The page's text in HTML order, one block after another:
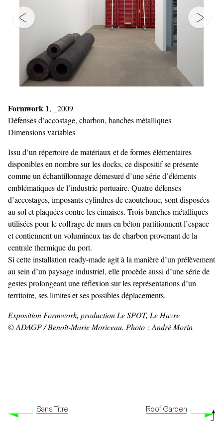
Formwork 1, _2009
Défenses d’accostage, charbon, banches métalliques
Dimensions variables
Issu d’un répertoire de matériaux et de formes élémentaires
disponibles en nombre sur les docks, ce dispositif se présente
comme un échantillonnage démesuré d’une série d’éléments
emblématiques de l’industrie portuaire. Quatre défenses
d’accostages, imposants cylindres de caoutchouc, sont disposées
au sol et plaquées contre les cimaises. Trois banches métalliques
utilisées pour le coffrage de murs en béton partitionnent l’espace
et contiennent un volumineux tas de charbon provenant de la
centrale thermique du port.
Si cette installation ready-made agit à la manière d’un prélèvement
au sein d’un paysage industriel, elle procède aussi d’une série de
gestes prolongeant une réflexion sur les représentations d’un
territoire, ses limites et ses possibles déplacements.
Exposition Formwork, production Le SPOT, Le Havre
© ADAGP / Benoît-Marie Moriceau. Photo : André Morin
Sans Titre Roof Garden